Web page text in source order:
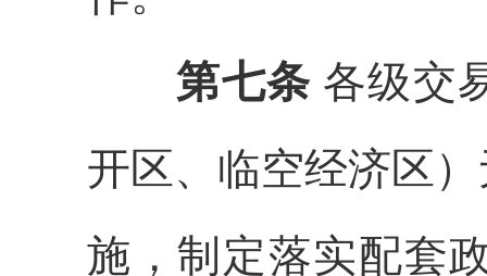
第七条 各级交
开区、临空经济区）
施 ，制定落实配套